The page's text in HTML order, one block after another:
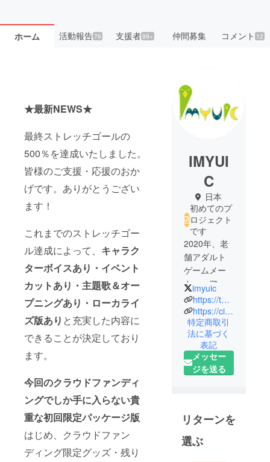
ホーム 活動報告76 支援者99+ 仲間募集 コメント 12
★最新NEWS★
最終ストレッチゴールの
500％を達成いたしました。
皆様のご支援・応援のおか
げです。ありがとうござい
ます！
これまでのストレッチゴー
ル達成によって、 キャラク
ターボイスあり・イベント
カットあり・主題歌＆オー
プニングあり・ローカライ
ズ版あり と充実した内容に
できることが決定しており
ます。
今回のクラウドファンディ
ングでしか手に入らない貴
重な初回限定パッケージ版
はじめ、クラウドファン
ディング限定グッズ・残り
IMYUI
C
日本
初めてのプ
ロジェクト
です
2020年、老
舗アダルト
ゲームメー
カー・アリ
スソフトの
新ブランド
としてデ
ビューしま
した。
現在、R18
ユーザーの
ザーの方、
ともに楽し
んで頂ける
imyuic
https://twitter.com/k_imayui
https://ci-en.dlsite.com/creator/13600
特定商取引
法に基づく
表記
メッセー
ジを送る
リターンを
選ぶ